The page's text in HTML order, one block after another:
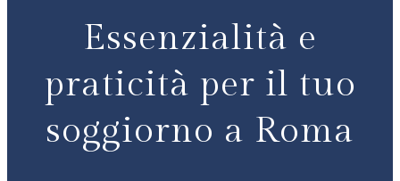
Essenzialità e
praticità per il tuo
soggiorno a Roma